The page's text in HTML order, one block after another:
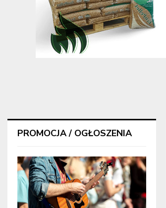
PROMOCJA / OGŁOSZENIA